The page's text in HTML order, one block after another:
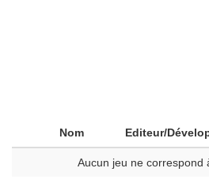
Nom Editeur/
Aucun jeu ne correspond